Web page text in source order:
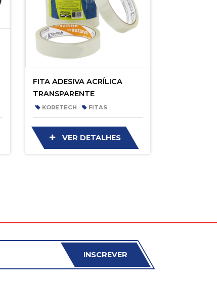
FITA ADESIVA ACRÍLICA
TRANSPARENTE
KORETECH FITAS
VER DETALHES
INSCREVER